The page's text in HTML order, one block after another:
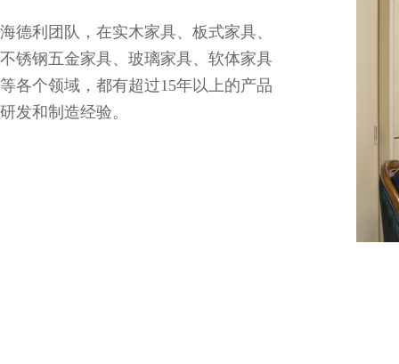
海德利团队，在实木家具、板式家具、
不锈钢五金家具、玻璃家具、软体家具
等各个领域，都有超过15年以上的产品
研发和制造经验。